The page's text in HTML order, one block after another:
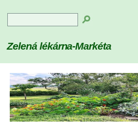
Zelená lékárna-Markéta